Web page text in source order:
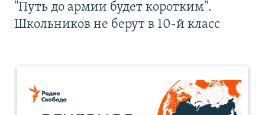
"Путь до армии будет коротким".
Школьников не берут в 10-й класс